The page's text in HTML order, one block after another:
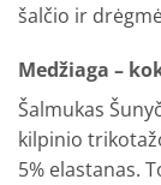
šalčio ir
Medžiaga –
Šalmukas
kilpinio
5% elastanas.